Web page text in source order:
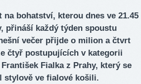
na bohatství, kterou dnes ve 21.45
přináší každý týden spoustu
večer přijde o milion a čtvrt
čtyř postupujících v kategorii
Fialka z Prahy, který se
stylově ve fialové košili.